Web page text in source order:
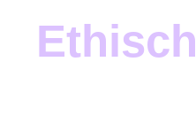
Ethisch